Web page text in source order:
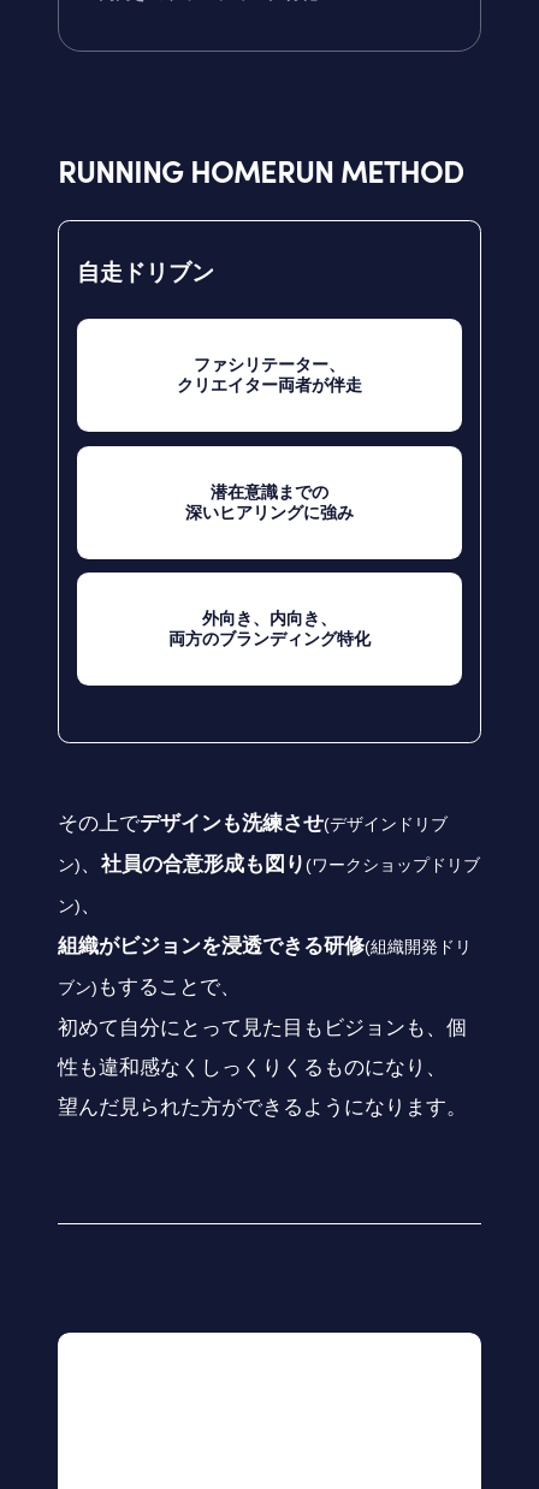
RUNNING HOMERUN METHOD
自走ドリブン
ファシリテーター、
クリエイター両者が伴走
潜在意識までの
深いヒアリングに強み
外向き、内向き、
両方のブランディング特化
その上でデザインも洗練させ(デザインドリブ
ン)、 社員の合意形成も図り(ワークショップドリブ
ン)、
組織がビジョンを浸透できる研修(組織開発ドリ
ブン) もすることで、
初めて自分にとって見た目もビジョンも、個
性も違和感なくしっくりくるものになり、
望んだ見られた方ができるようになります。